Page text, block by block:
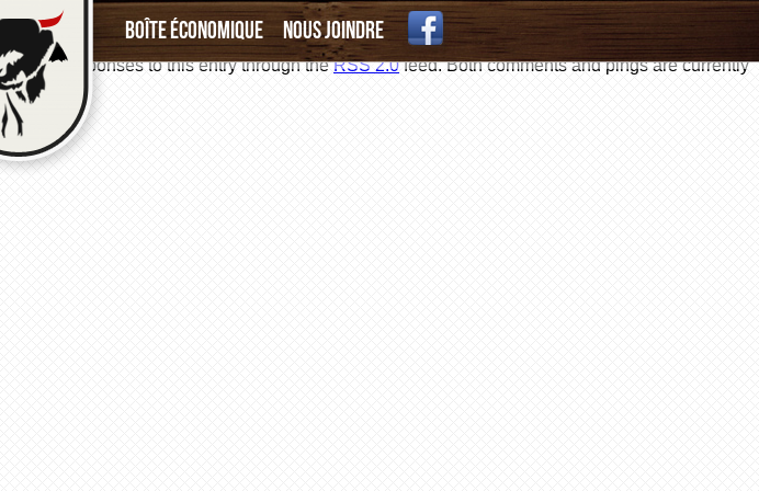
Boîte économique Nous joindre
any responses to this entry through theRSS 2.0feed. Both comments and pings are currently